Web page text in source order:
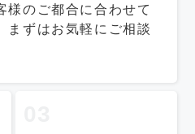
様のご都合に合わせて
まずはお気軽にご相談